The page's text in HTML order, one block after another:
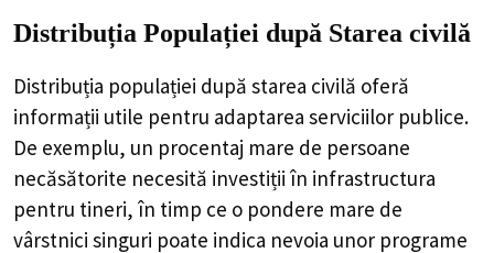
Distribuția Populației după Starea civilă
Distribuția populației după starea civilă oferă
informații utile pentru adaptarea serviciilor publice.
De exemplu, un procentaj mare de persoane
necăsătorite necesită investiții în infrastructura
pentru tineri, în timp ce o pondere mare de
vârstnici singuri poate indica nevoia unor programe